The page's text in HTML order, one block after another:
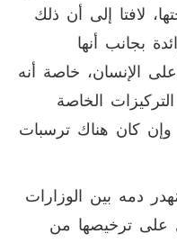
لافتا إلى أن ذلك
بجانب أنها
الإنسان، خاصة أنه
الخاصة
وإن كان هناك ترسبات
دمه بين الوزارات
على ترخيصها من